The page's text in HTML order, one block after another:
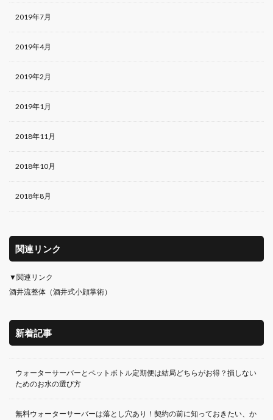
2019年7月
2019年4月
2019年2月
2019年1月
2018年11月
2018年10月
2018年8月
関連リンク
▼関連リンク
酒井流整体（酒井式小顔掌術）
新着記事
ウォーターサーバーとペットボトル定期便は結局どちらがお得？損しない
ためのお水の選び方
無料ウォーターサーバーは落とし穴あり！契約の前に知っておきたい、か